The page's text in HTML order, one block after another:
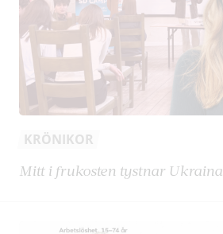
KRÖNIKOR
Mitt i frukosten tystnar Ukraina